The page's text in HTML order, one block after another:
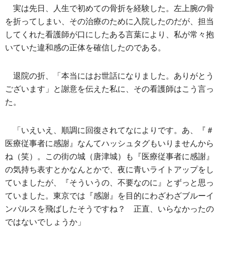
実は先日、人生で初めての骨折を経験した。左上腕の骨
を折ってしまい、その治療のために入院したのだが、担当
してくれた看護師が口にしたある言葉により、私が常々抱
いていた違和感の正体を確信したのである。
退院の折、「本当にはお世話になりました。ありがとう
ございます」と謝意を伝えた私に、その看護師はこう言っ
た。
「いえいえ、順調に回復されてなによりです。あ、『＃
医療従事者に感謝』なんてハッシュタグもいりませんから
ね（笑）。この街の城（唐津城）も『医療従事者に感謝』
の気持ち表すとかなんとかで、夜に青いライトアップをし
ていましたが、『そういうの、不要なのに』とずっと思っ
ていました。東京では『感謝』を目的にわざわざブルーイ
ンパルスを飛ばしたそうですね？ 正直、いらなかったの
ではないでしょうか」